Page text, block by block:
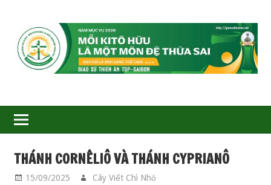
GIÁO
XỨ
THIÊN
ÂN-
TGP
THÁNH CORNÊLIÔ VÀ THÁNH CYPRIANÔ
15/09/2025 Cây Viết Chì Nhỏ